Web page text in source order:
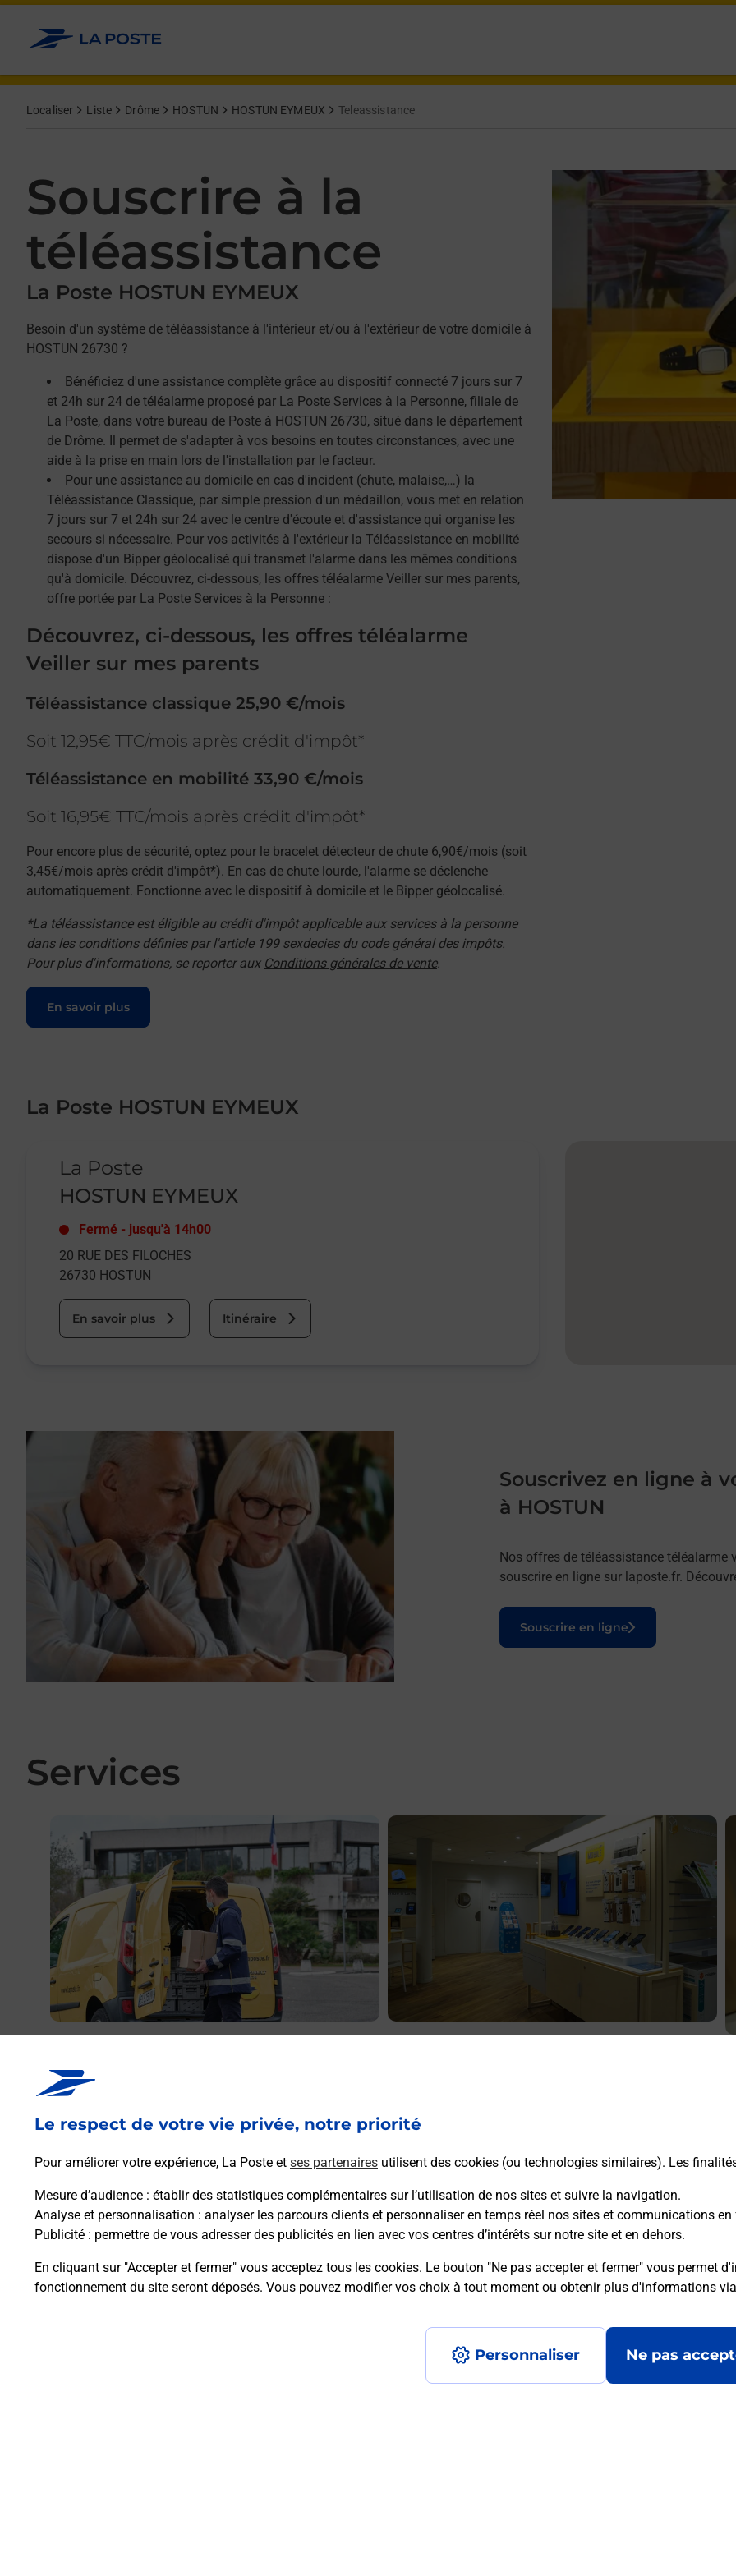
Le respect de votre vie privée, notre priorité
Pour améliorer votre expérience, La Poste et ses partenaires utilisent des cookies (ou technologies similaires). Les
Mesure d’audience : établir des statistiques complémentaires sur l’utilisation de nos sites et suivre la navigation.
Analyse et personnalisation : analyser les parcours clients et personnaliser en temps réel nos sites et communications
Publicité : permettre de vous adresser des publicités en lien avec vos centres d’intérêts sur notre site et en dehors.
En cliquant sur "Accepter et fermer" vous acceptez tous les cookies. Le bouton "Ne pas accepter et fermer" vous permet
fonctionnement du site seront déposés. Vous pouvez modifier vos choix à tout moment ou obtenir plus d'informations via
Personnaliser Ne pas
Allez au contenu
Localiser Liste Drôme HOSTUN HOSTUN EYMEUX Teleassistance
Souscrire à la
téléassistance
La Poste HOSTUN EYMEUX
Besoin d'un système de téléassistance à l'intérieur et/ou à l'extérieur de votre domicile à
HOSTUN 26730 ?
Bénéficiez d'une assistance complète grâce au dispositif connecté 7 jours sur 7
et 24h sur 24 de téléalarme proposé par La Poste Services à la Personne, filiale de
La Poste, dans votre bureau de Poste à HOSTUN 26730, situé dans le département
de Drôme. Il permet de s'adapter à vos besoins en toutes circonstances, avec une
aide à la prise en main lors de l'installation par le facteur.
Pour une assistance au domicile en cas d'incident (chute, malaise,…) la
Téléassistance Classique, par simple pression d'un médaillon, vous met en relation
7 jours sur 7 et 24h sur 24 avec le centre d'écoute et d'assistance qui organise les
secours si nécessaire. Pour vos activités à l'extérieur la Téléassistance en mobilité
dispose d'un Bipper géolocalisé qui transmet l'alarme dans les mêmes conditions
qu'à domicile. Découvrez, ci-dessous, les offres téléalarme Veiller sur mes parents,
offre portée par La Poste Services à la Personne :
Découvrez, ci-dessous, les offres téléalarme
Veiller sur mes parents
Téléassistance classique 25,90 €/mois
Soit 12,95€ TTC/mois après crédit d'impôt*
Téléassistance en mobilité 33,90 €/mois
Soit 16,95€ TTC/mois après crédit d'impôt*
Pour encore plus de sécurité, optez pour le bracelet détecteur de chute 6,90€/mois (soit
3,45€/mois après crédit d'impôt*). En cas de chute lourde, l'alarme se déclenche
automatiquement. Fonctionne avec le dispositif à domicile et le Bipper géolocalisé.
*La téléassistance est éligible au crédit d'impôt applicable aux services à la personne
dans les conditions définies par l'article 199 sexdecies du code général des impôts.
Pour plus d'informations, se reporter aux Conditions générales de vente.
En savoir plus
Le lien s'ouvre dans un nouvel onglet
La Poste HOSTUN EYMEUX
La Poste
HOSTUN EYMEUX
Fermé - jusqu'à 14h00
20 RUE DES FILOCHES
26730 HOSTUN
En savoir plus Itinéraire
Souscrivez en ligne à
à HOSTUN
Nos offres de téléassistance téléalarme
souscrire en ligne sur laposte.fr.
Souscrire en ligne
Le lien s'ouvre dans un nouvel onglet
Services
Vous souhaitez envoyer un colis depuis : HOSTUN
EYMEUX (26730) ? Découvrez toutes les solutions
proposées par La Poste.
En savoir plus
En savoir plus
dans vos bureaux de Poste à HOSTUN EYMEUX (26730)
!
Questions fréquemment posées
La téléassistance classique avec médaillon d’alarme qu’est ce que
Afficher ou masquer la réponse
Afficher ou masquer la réponse
Afficher ou masquer la réponse